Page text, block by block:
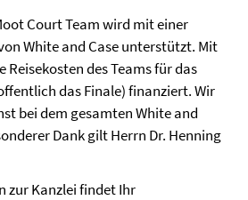
Court Team wird mit einer
White and Case unterstützt. Mit
des Teams für das
das Finale) finanziert. Wir
bei dem gesamten White and
Dank gilt Herrn Dr. Henning
zur Kanzlei findet Ihr